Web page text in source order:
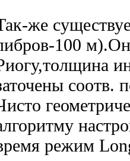
же
100
соотв.
режим